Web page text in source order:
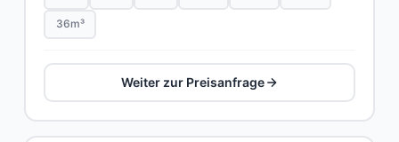
36m³
Weiter zur Preisanfrage